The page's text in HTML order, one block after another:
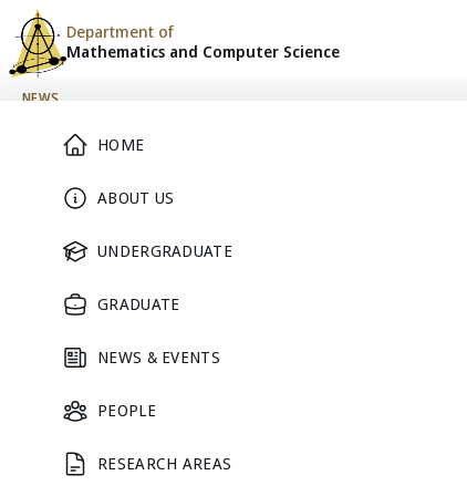
HOME
ABOUT US
UNDERGRADUATE
GRADUATE
NEWS & EVENTS
PEOPLE
RESEARCH AREAS
Department of
Mathematics and Computer Science
Skip to content
NEWS
เปิดรับสมัครบุคคลภายนอกเ
ปริญญาโท-เอก สาขาวิชาคณิ
ภาคการศึกษาต้น ปีการศึกษา
January 24, 2025